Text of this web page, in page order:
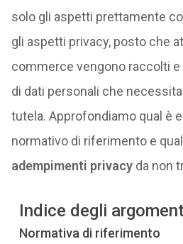
solo gli aspetti prettamente
gli aspetti privacy, posto che
commerce vengono raccolti
di dati personali che
tutela. Approfondiamo qual è
normativo di riferimento e
adempimenti privacyda non
Indice degli
Normativa di riferimento